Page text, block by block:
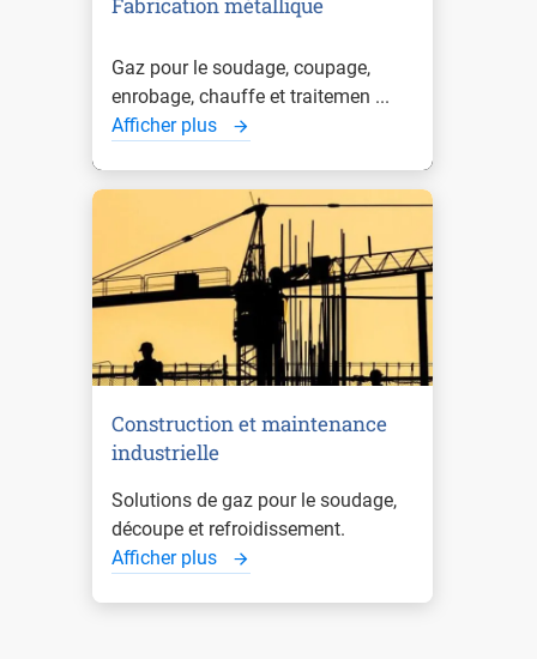
Gaz pour le soudage, coupage,
enrobage, chauffe et traitemen ...
Afficher plus
Construction et maintenance
industrielle
Solutions de gaz pour le soudage,
découpe et refroidissement.
Afficher plus